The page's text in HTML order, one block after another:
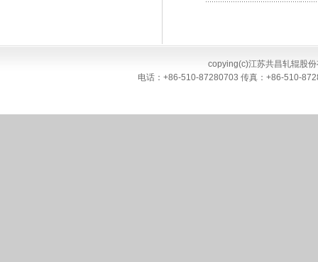
copying(c)江苏共昌轧辊股
电话：+86-510-87280703 传真：+86-510-